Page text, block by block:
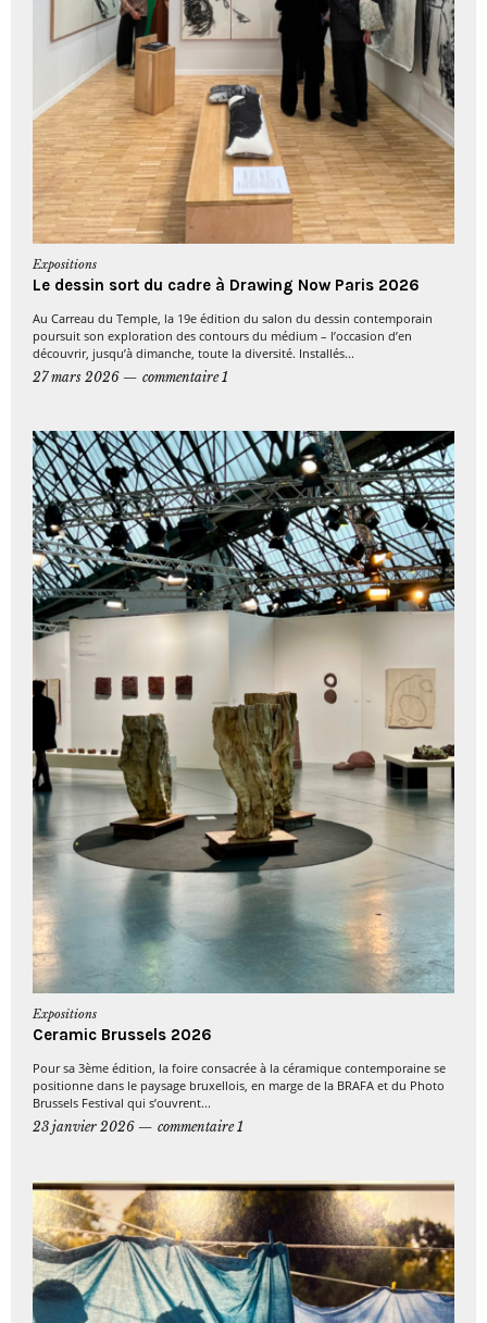
Expositions
Le dessin sort du cadre à Drawing Now Paris 2026
Au Carreau du Temple, la 19e édition du salon du dessin contemporain
poursuit son exploration des contours du médium – l’occasion d’en
découvrir, jusqu’à dimanche, toute la diversité. Installés...
27 mars 2026
commentaire 1
Expositions
Ceramic Brussels 2026
Pour sa 3ème édition, la foire consacrée à la céramique contemporaine se
positionne dans le paysage bruxellois, en marge de la BRAFA et du Photo
Brussels Festival qui s’ouvrent...
23 janvier 2026
commentaire 1